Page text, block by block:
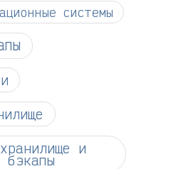
системы
и
бэкапы